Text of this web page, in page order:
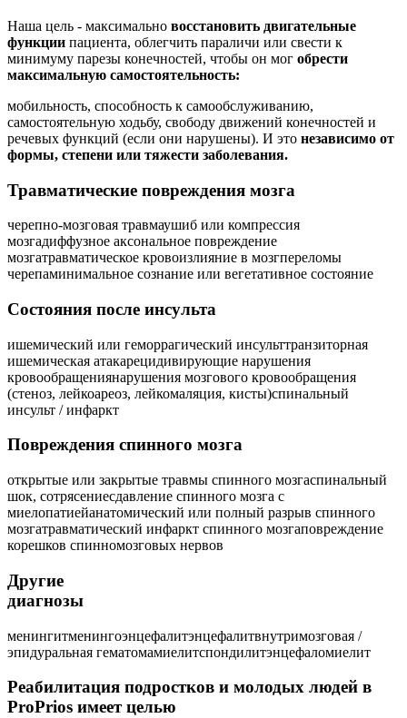
Наша цель - максимально восстановить двигательные
функции пациента, облегчить параличи или свести к
минимуму парезы конечностей, чтобы он мог обрести
максимальную самостоятельность:
мобильность, способность к самообслуживанию,
самостоятельную ходьбу, свободу движений конечностей и
речевых функций (если они нарушены). И это независимо от
формы, степени или тяжести заболевания.
Травматические повреждения мозга
черепно-мозговая травмаушиб или компрессия
мозгадиффузное аксональное повреждение
мозгатравматическое кровоизлияние в мозгпереломы
черепаминимальное сознание или вегетативное состояние
Состояния после инсульта
ишемический или геморрагический инсульттранзиторная
ишемическая атакарецидивирующие нарушения
кровообращениянарушения мозгового кровообращения
(стеноз, лейкоареоз, лейкомаляция, кисты)спинальный
инсульт / инфаркт
Повреждения спинного мозга
открытые или закрытые травмы спинного мозгаспинальный
шок, сотрясениесдавление спинного мозга с
миелопатиейанатомический или полный разрыв спинного
мозгатравматический инфаркт спинного мозгаповреждение
корешков спинномозговых нервов
Другие
диагнозы
менингитменингоэнцефалитэнцефалитвнутримозговая /
эпидуральная гематомамиелитспондилитэнцефаломиелит
Реабилитация подростков и молодых людей в
ProPrios имеет целью